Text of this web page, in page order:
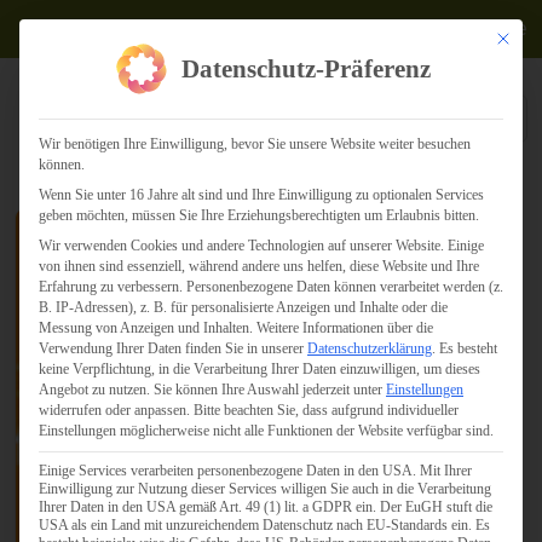
Termine
10 Regeln für das
Bloggen
Mit
Datenschutz-Präferenz
Wir benötigen Ihre Einwilligung, bevor Sie unsere Website weiter besuchen
können.
Wenn Sie unter 16 Jahre alt sind und Ihre Einwilligung zu optionalen Services
geben möchten, müssen Sie Ihre Erziehungsberechtigten um Erlaubnis bitten.
Wir verwenden Cookies und andere Technologien auf unserer Website. Einige
von ihnen sind essenziell, während andere uns helfen, diese Website und Ihre
Erfahrung zu verbessern. Personenbezogene Daten können verarbeitet werden (z.
B. IP-Adressen), z. B. für personalisierte Anzeigen und Inhalte oder die
Messung von Anzeigen und Inhalten. Weitere Informationen über die
Verwendung Ihrer Daten finden Sie in unserer Datenschutzerklärung. Es besteht
keine Verpflichtung, in die Verarbeitung Ihrer Daten einzuwilligen, um dieses
Angebot zu nutzen. Sie können Ihre Auswahl jederzeit unter Einstellungen
widerrufen oder anpassen. Bitte beachten Sie, dass aufgrund individueller
Einstellungen möglicherweise nicht alle Funktionen der Website verfügbar sind.
Einige Services verarbeiten personenbezogene Daten in den USA. Mit Ihrer
Einwilligung zur Nutzung dieser Services willigen Sie auch in die Verarbeitung
Ihrer Daten in den USA gemäß Art. 49 (1) lit. a GDPR ein. Der EuGH stuft die
USA als ein Land mit unzureichendem Datenschutz nach EU-Standards ein. Es